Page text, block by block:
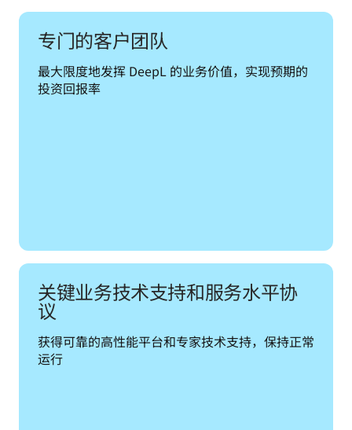
专门的客户团队
最大限度地发挥 DeepL 的业务价值，实现预期的
投资回报率
关键业务技术支持和服务水平协
议
获得可靠的高性能平台和专家技术支持，保持正常
运行